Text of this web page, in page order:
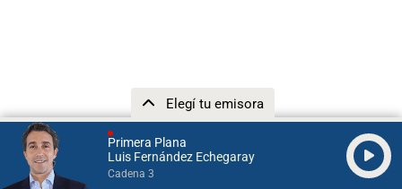
Primera Plana
Luis Fernández Echegaray
Cadena 3
Elegí tu emisora